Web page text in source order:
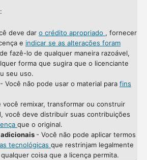
deve dar o crédito apropriado , fornecer
e indicar se as alterações foram
fazê-lo de qualquer maneira razoável,
forma que sugira que o licenciante
seu uso.
- Você não pode usar o material para fins
você remixar, transformar ou construir
você deve distribuir suas contribuições
que o original.
- Você não pode aplicar termos
tecnológicas que restrinjam legalmente
coisa que a licença permita.